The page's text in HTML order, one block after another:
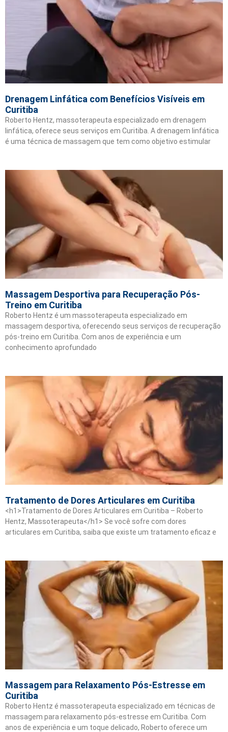
Drenagem Linfática com Benefícios Visíveis em
Curitiba
Roberto Hentz, massoterapeuta especializado em drenagem
linfática, oferece seus serviços em Curitiba. A drenagem linfática
é uma técnica de massagem que tem como objetivo estimular
Massagem Desportiva para Recuperação Pós-
Treino em Curitiba
Roberto Hentz é um massoterapeuta especializado em
massagem desportiva, oferecendo seus serviços de recuperação
pós-treino em Curitiba. Com anos de experiência e um
conhecimento aprofundado
Tratamento de Dores Articulares em Curitiba
<h1>Tratamento de Dores Articulares em Curitiba – Roberto
Hentz, Massoterapeuta</h1> Se você sofre com dores
articulares em Curitiba, saiba que existe um tratamento eficaz e
Massagem para Relaxamento Pós-Estresse em
Curitiba
Roberto Hentz é massoterapeuta especializado em técnicas de
massagem para relaxamento pós-estresse em Curitiba. Com
anos de experiência e um toque delicado, Roberto oferece um